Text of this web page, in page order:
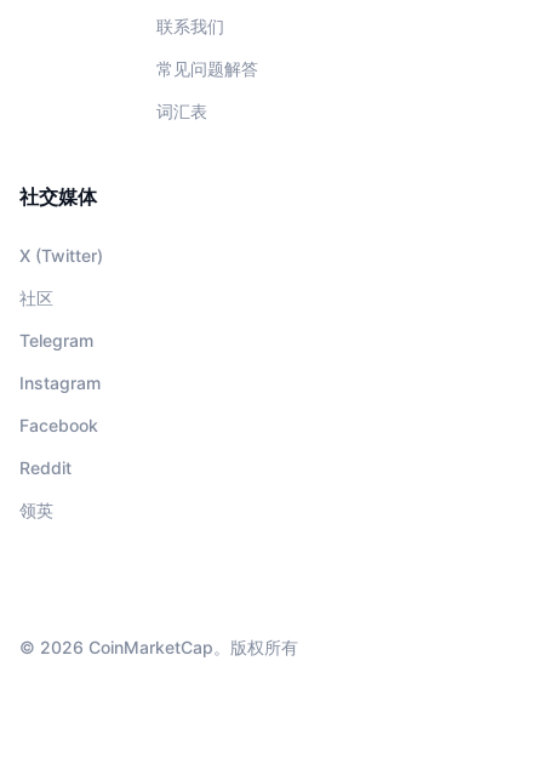
联系我们
常见问题解答
词汇表
社交媒体
X (Twitter)
社区
Telegram
Instagram
Facebook
Reddit
领英
© 2026 CoinMarketCap。版权所有